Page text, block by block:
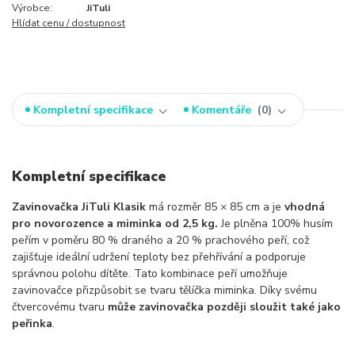
Výrobce:
JiTuli
Hlídat cenu / dostupnost
Kompletní specifikace Komentáře 0
Kompletní specifikace
Zavinovačka JiTuli Klasik má rozměr 85 × 85 cm a je vhodná
pro novorozence a miminka od 2,5 kg.Je plněna 100% husím
peřím v poměru 80 % draného a 20 % prachového peří, což
zajišťuje ideální udržení teploty bez přehřívání a podporuje
správnou polohu dítěte. Tato kombinace peří umožňuje
zavinovačce přizpůsobit se tvaru tělíčka miminka. Díky svému
čtvercovému tvaru může zavinovačka později sloužit také jako
peřinka.